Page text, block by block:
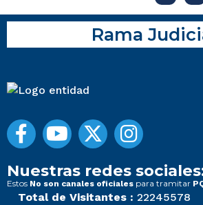
Rama
Nuestras redes
Estos No son canales oficiales para tramitar
Total de Visitantes : 22245578